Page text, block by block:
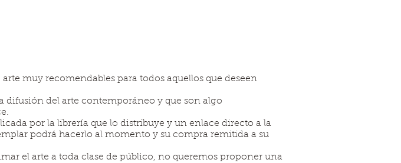
muy recomendables para todos aquellos que deseen
difusión del arte contemporáneo y que son algo
por la librería que lo distribuye y un enlace directo a la
podrá hacerlo al momento y su compra remitida a su
el arte a toda clase de público, no queremos proponer una